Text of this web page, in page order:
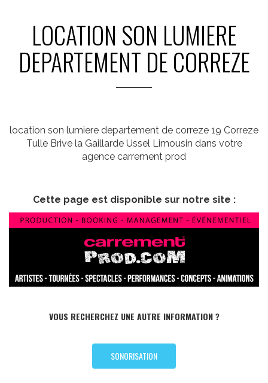
LOCATION SON LUMIERE
DEPARTEMENT DE CORREZE
location son lumiere departement de correze 19 Correze
Tulle Brive la Gaillarde Ussel Limousin dans votre
agence carrement prod
Cette page est disponible sur notre site :
VOUS RECHERCHEZ UNE AUTRE INFORMATION ?
SONORISATION